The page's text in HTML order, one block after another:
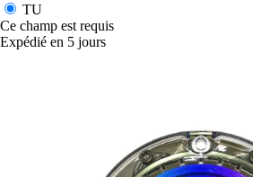
TU
Ce champ est requis
Expédié en 5 jours